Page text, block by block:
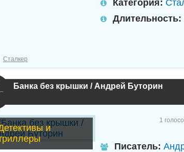
Категория:
Длительность:
Сталкер
Банка без крышки / Андрей Буторин
и
1
Писатель: